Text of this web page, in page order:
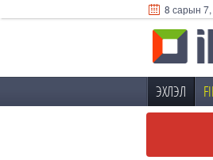
8 сарын
ЭХЛЭЛ